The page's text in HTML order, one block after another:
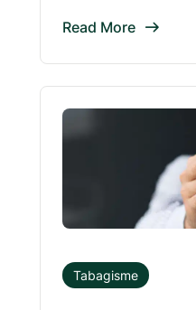
Read More
Tabagisme